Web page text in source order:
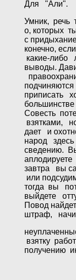
Для "Али".
Умник, речь
о, которых
с
конечно,
какие-либо
выводы.
приписать
Совесть
взятками,
дает и
народ
сведению.
завтра вы
или
тогда вы
выйдете
Повод
штраф,
взятку
получению